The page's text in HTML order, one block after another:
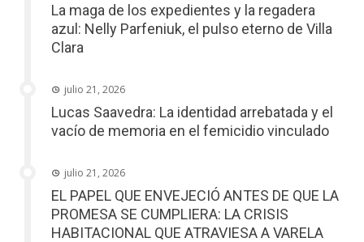
La maga de los expedientes y la regadera
azul: Nelly Parfeniuk, el pulso eterno de Villa
Clara
julio 21, 2026
Lucas Saavedra: La identidad arrebatada y el
vacío de memoria en el femicidio vinculado
julio 21, 2026
EL PAPEL QUE ENVEJECIÓ ANTES DE QUE LA
PROMESA SE CUMPLIERA: LA CRISIS
HABITACIONAL QUE ATRAVIESA A VARELA